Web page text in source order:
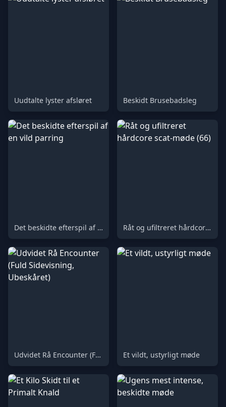
Uudtalte lyster afsløret Beskidt Brusebadsleg
Det beskidte efterspil af en vild parring Råt og ufiltreret hårdcore scat-møde (66)
Udvidet Rå Encounter (Fuld Sidevisning, Ubeskåret) Et vildt, ustyrligt møde